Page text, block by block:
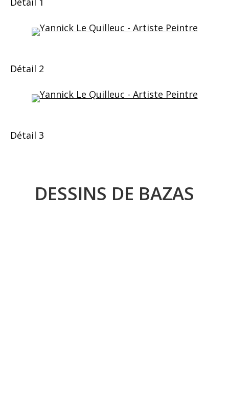
Détail 2
Détail 3
DESSINS DE BAZAS